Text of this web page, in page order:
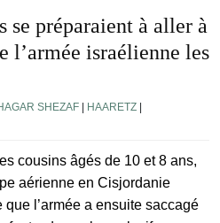
se préparaient à aller à
l’armée israélienne les
SHEZAF | HAARETZ |
cousins âgés de 10 et 8 ans,
aérienne en Cisjordanie
l’armée a ensuite saccagé